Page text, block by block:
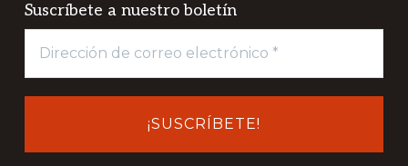
Suscríbete a nuestro boletín